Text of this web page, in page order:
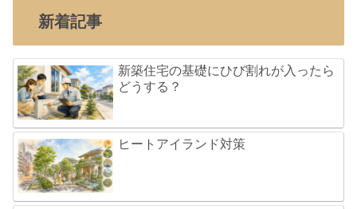
新着記事
新築住宅の基礎にひび割れが入ったら
どうする？
ヒートアイランド対策